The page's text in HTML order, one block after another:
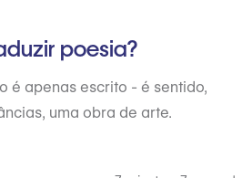
poesia?
é apenas escrito - é sentido,
uma obra de arte.